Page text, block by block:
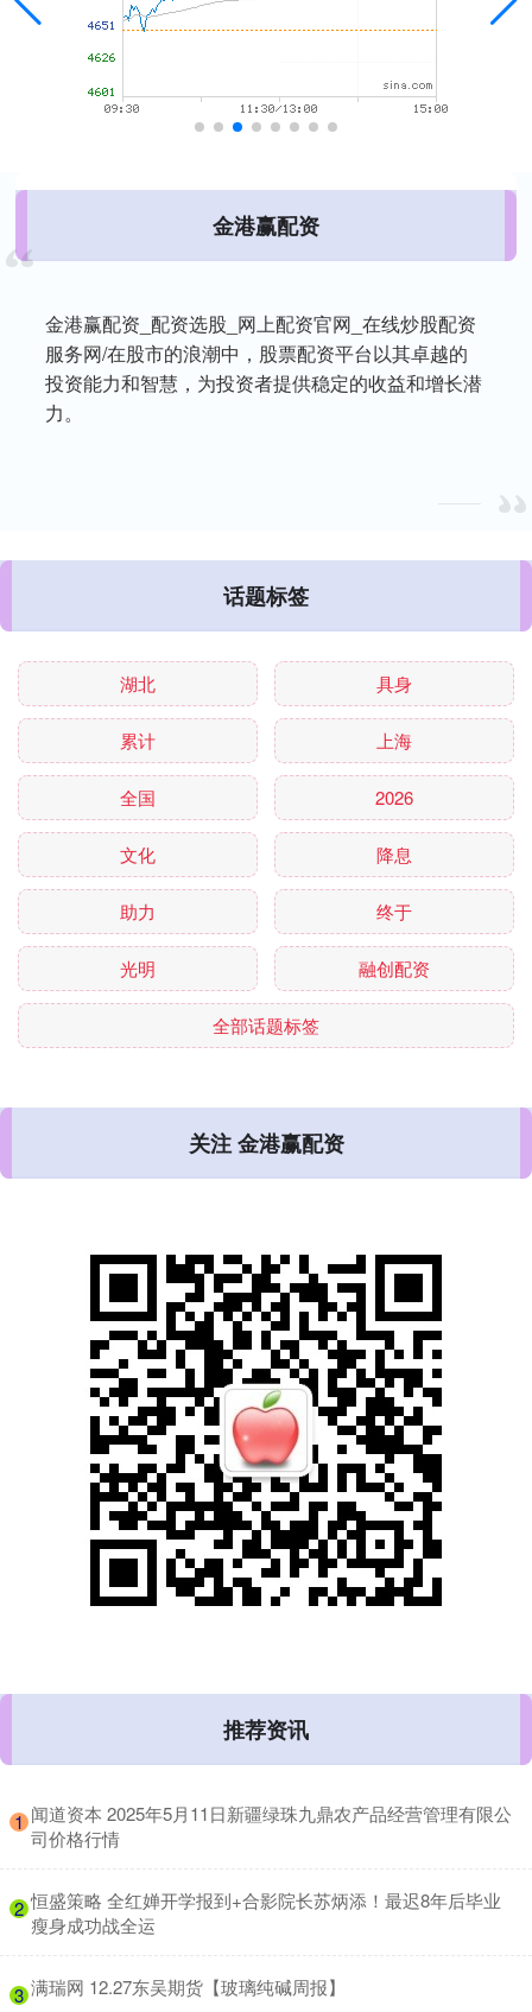
金港赢配资
金港赢配资_配资选股_网上配资官网_在线炒股配资
服务网/在股市的浪潮中，股票配资平台以其卓越的
投资能力和智慧，为投资者提供稳定的收益和增长潜
力。
话题标签
湖北 具身
累计 上海
全国 2026
文化 降息
助力 终于
光明 融创配资
全部话题标签
关注 金港赢配资
推荐资讯
1 ​闻道资本 2025年5月11日新疆绿珠九鼎农产品经营管理有限公
司价格行情
2 ​恒盛策略 全红婵开学报到+合影院长苏炳添！最迟8年后毕业
瘦身成功战全运
3 ​满瑞网 12.27东吴期货【玻璃纯碱周报】